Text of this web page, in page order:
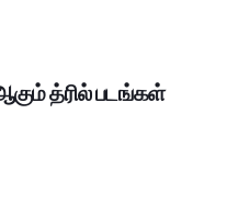
த்ரில் படங்கள்